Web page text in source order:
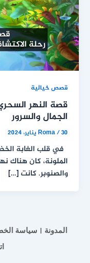
قصص خيالية
قصة النهر
الجمال والسرور
Roma/30 يناير، 2024
في قلب الغابة
الملونة، كان هناك
والصنوبر. كانت […]
المدونة سياسة